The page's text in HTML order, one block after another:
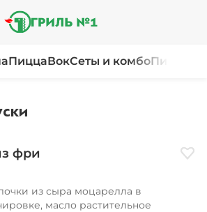
ПиццаВокСеты и комбоПироги
фри
из сыра моцарелла в
масло растительное